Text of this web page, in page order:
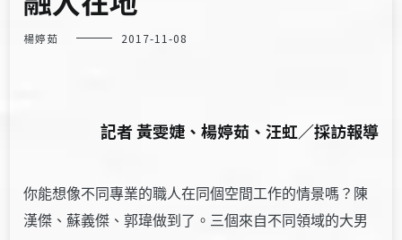
楊婷茹 2017-11-08
記者 黃雯婕、楊婷茹、汪虹／採訪報導
你能想像不同專業的職人在同個空間工作的情景嗎？陳
漢傑、蘇義傑、郭瑋做到了。三個來自不同領域的大男